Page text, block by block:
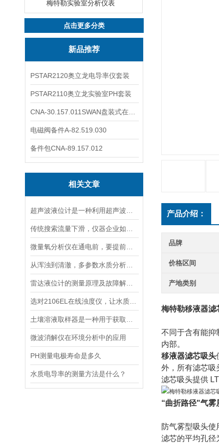
梅特勒实验室分析仪表
点击更多分类
新品推荐
PSTAR2120奥立龙电导率仪套装
PSTAR2110奥立龙实验室PH套装
电磁阀备件A-82.519.030
备件包CNA-89.157.012
相关文章
微波消解仪在环境分析中的应用
PH测量电极寿命是多久
水质电导率的测量方法是什么？
产品介绍：
品牌
价格区间
产地类别
梅特勒移液器滤
不同于含有能抑
内部。
移液器滤芯吸头
外，所有滤芯吸
滤芯吸头提供
“曲折路径"气雾
防气雾型吸头使
滤芯的平均孔径